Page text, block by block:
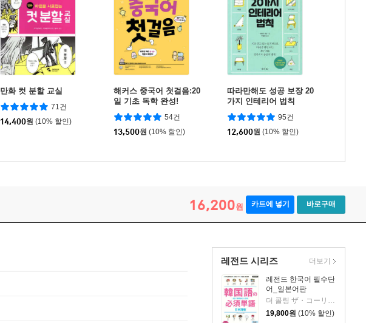
만화 컷 분할 교실
71건
14,400원 (10% 할인)
해커스 중국어 첫걸음:20
일 기초 독학 완성!
54건
13,500원 (10% 할인)
따라만해도 성공 보장 20
가지 인테리어 법칙
95건
12,600원 (10% 할인)
16,200원 카트에 넣기 바로구매
레전드 시리즈
레전드 한국어 필수단
어_일본어판
더 콜링 ザ・コーリング저
19,800원 (10% 할인)
더보기